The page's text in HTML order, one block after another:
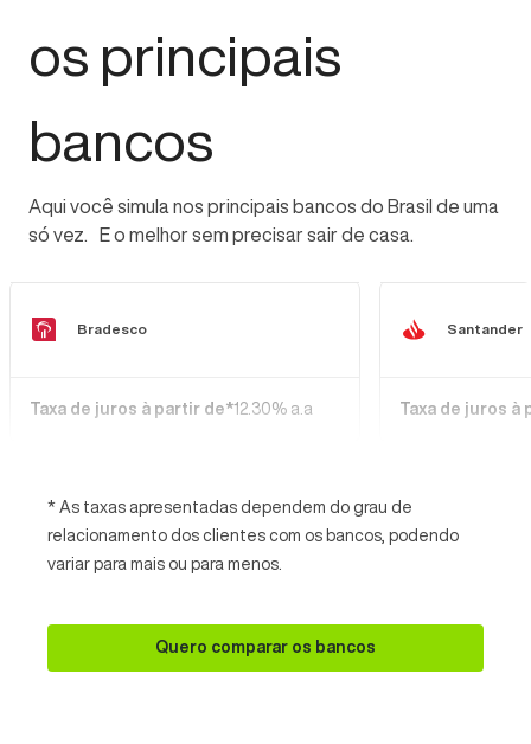
os principais
bancos
Aqui você simula nos principais bancos do Brasil de uma
só vez. E o melhor sem precisar sair de casa.
Bradesco
Taxa de juros à partir de*12.30% a.a
Santander
Taxa de juros à
* As taxas apresentadas dependem do grau de
relacionamento dos clientes com os bancos, podendo
variar para mais ou para menos.
Quero comparar os bancos